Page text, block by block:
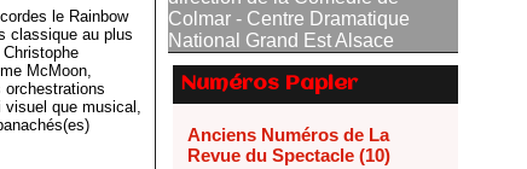
le Rainbow
classique au plus
McMoon,
orchestrations
visuel que musical,
Thomas Jolly et Laëtitia
Guédon nommés à la direction du
TNP
02/07/2026
lauréats 2026
23/06/2026
Numéros Papier
Anciens Numéros de La
Revue du Spectacle (10)